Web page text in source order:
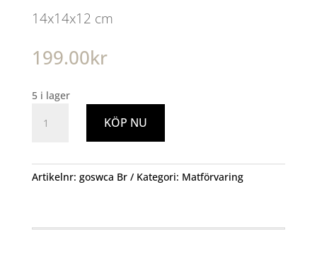
14x14x12 cm
199.00kr
5 i lager
Sweet
KÖP NU
Artikelnr: goswca Br Kategori: Matförvaring